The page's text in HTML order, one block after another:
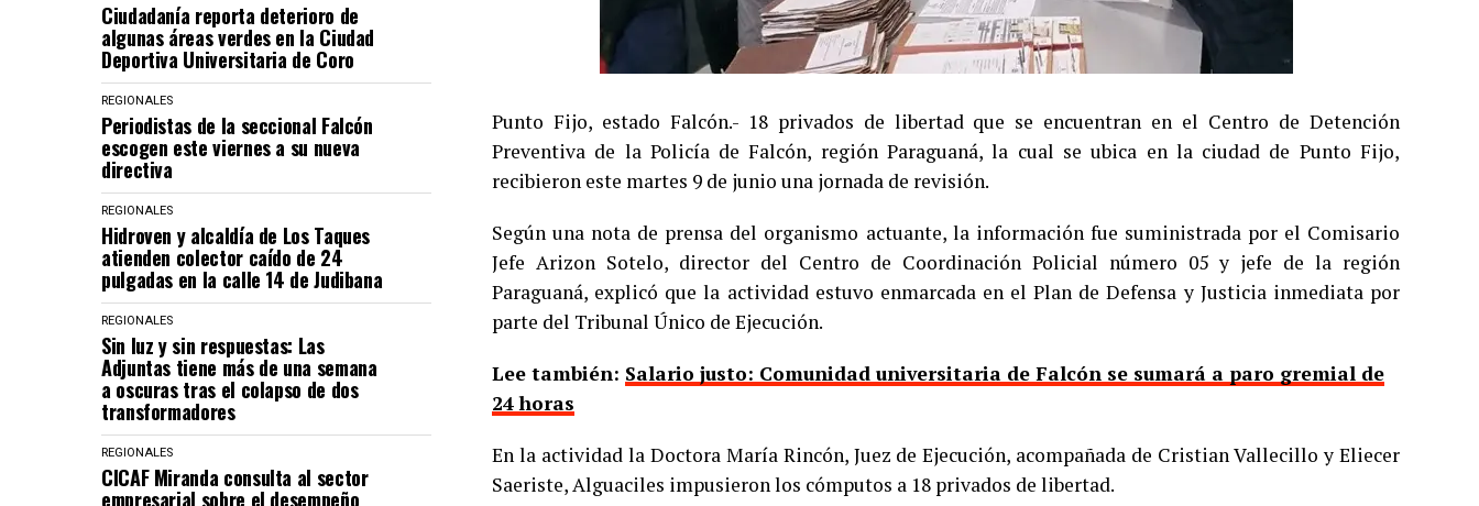
Ciudadanía reporta deterioro de
algunas áreas verdes en la Ciudad
Deportiva Universitaria de Coro
REGIONALES
Periodistas de la seccional Falcón
escogen este viernes a su nueva
directiva
REGIONALES
Hidroven y alcaldía de Los Taques
atienden colector caído de 24
pulgadas en la calle 14 de Judibana
REGIONALES
Sin luz y sin respuestas: Las
Adjuntas tiene más de una semana
a oscuras tras el colapso de dos
transformadores
REGIONALES
CICAF Miranda consulta al sector
empresarial sobre el desempeño
Punto Fijo, estado Falcón.- 18 privados de libertad que se encuentran en el Centro de Detención
Preventiva de la Policía de Falcón, región Paraguaná, la cual se ubica en la ciudad de Punto Fijo,
recibieron este martes 9 de junio una jornada de revisión.
Según una nota de prensa del organismo actuante, la información fue suministrada por el Comisario
Jefe Arizon Sotelo, director del Centro de Coordinación Policial número 05 y jefe de la región
Paraguaná, explicó que la actividad estuvo enmarcada en el Plan de Defensa y Justicia inmediata por
parte del Tribunal Único de Ejecución.
Lee también: Salario justo: Comunidad universitaria de Falcón se sumará a paro gremial de
24 horas
En la actividad la Doctora María Rincón, Juez de Ejecución, acompañada de Cristian Vallecillo y Eliecer
Saeriste, Alguaciles impusieron los cómputos a 18 privados de libertad.